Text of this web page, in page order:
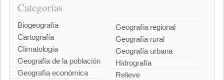
Categorías
Biogeografía
Cartografía
Climatología
Geografía de la población
Geografía económica
Geografía regional
Geografía rural
Geografía urbana
Hidrografía
Relieve